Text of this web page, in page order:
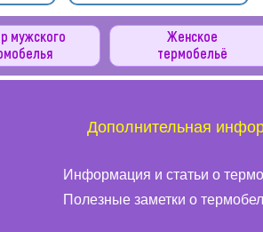
мужского
Женское
термобельё
Дополнительная
Информация и статьи о
Полезные заметки о